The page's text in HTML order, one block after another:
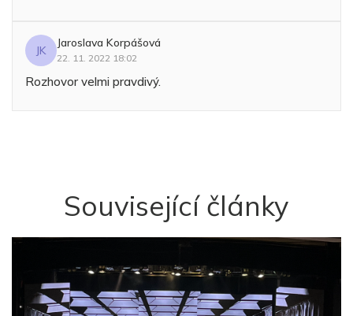
JK
Jaroslava Korpášová
22. 11. 2022 18:02
Rozhovor velmi pravdivý.
Související články